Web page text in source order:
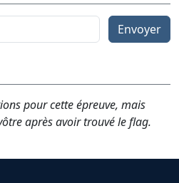
Envoyer
pour cette épreuve, mais
après avoir trouvé le flag.